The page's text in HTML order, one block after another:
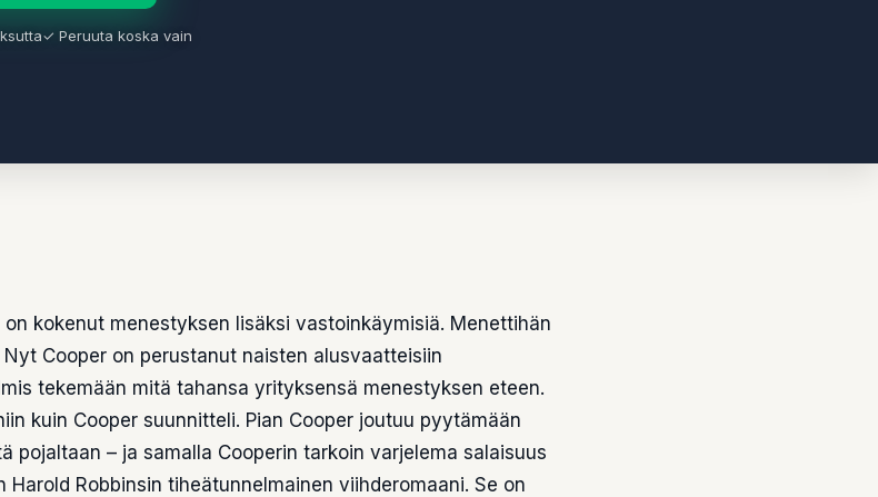
✓ Peruuta koska vain
kokenut menestyksen lisäksi vastoinkäymisiä. Menettihän
Cooper on perustanut naisten alusvaatteisiin
tekemään mitä tahansa yrityksensä menestyksen eteen.
kuin Cooper suunnitteli. Pian Cooper joutuu pyytämään
pojaltaan – ja samalla Cooperin tarkoin varjelema salaisuus
Robbinsin tiheätunnelmainen viihderomaani. Se on